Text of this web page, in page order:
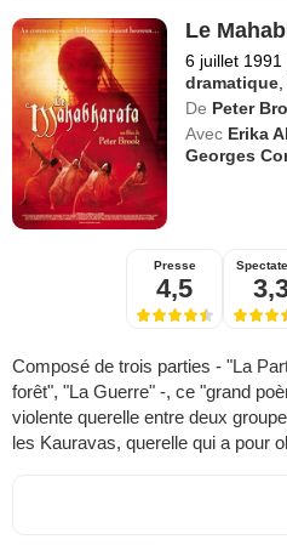
Le
6 juillet 1991
dramatique,
De Peter
Avec Erika
Georges
Presse
4,5
Composé de trois parties - "La
forêt", "La Guerre" -, ce "grand
violente querelle entre deux
les Kauravas, querelle qui a pour